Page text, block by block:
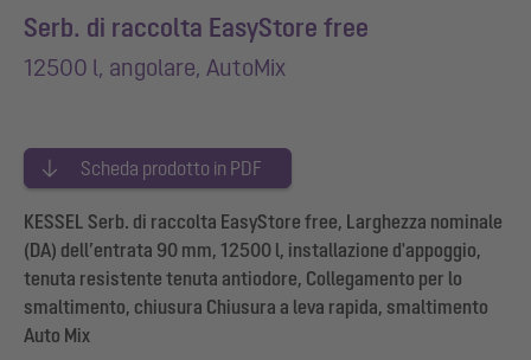
Serb. di raccolta EasyStore free
12500 l, angolare, AutoMix
Scheda prodotto in PDF
KESSEL Serb. di raccolta EasyStore free, Larghezza nominale
(DA) dell’entrata 90 mm, 12500 l, installazione d'appoggio,
tenuta resistente tenuta antiodore, Collegamento per lo
smaltimento, chiusura Chiusura a leva rapida, smaltimento
Auto Mix